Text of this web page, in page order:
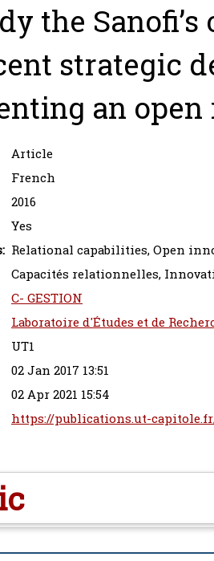
the
strategic
an
Article
French
2016
Yes
Relational capabilities, Open
Capacités relationnelles,
C- GESTION
Laboratoire d'Études et de
UT1
02 Jan 2017 13:51
02 Apr 2021 15:54
https://publications.ut-